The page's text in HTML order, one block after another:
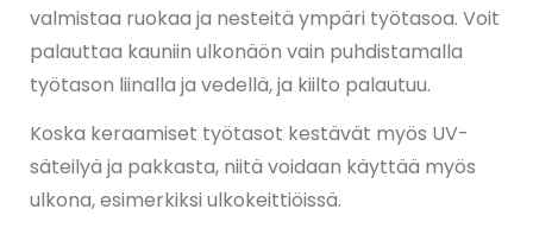
valmistaa ruokaa ja nesteitä ympäri työtasoa. Voit
palauttaa kauniin ulkonäön vain puhdistamalla
työtason liinalla ja vedellä, ja kiilto palautuu.
Koska keraamiset työtasot kestävät myös UV-
säteilyä ja pakkasta, niitä voidaan käyttää myös
ulkona, esimerkiksi ulkokeittiöissä.